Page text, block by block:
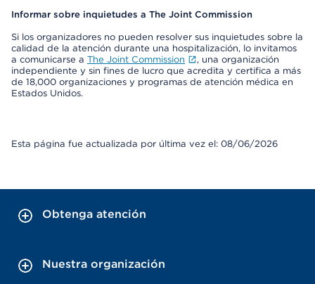
Informar sobre inquietudes a The Joint Commission
Si los organizadores no pueden resolver sus inquietudes sobre la
calidad de la atención durante una hospitalización, lo invitamos
a comunicarse a The Joint Commission
, una organización
independiente y sin fines de lucro que acredita y certifica a más
de 18,000 organizaciones y programas de atención médica en
Estados Unidos.
Esta página fue actualizada por última vez el: 08/06/2026
Obtenga atención
Nuestra organización